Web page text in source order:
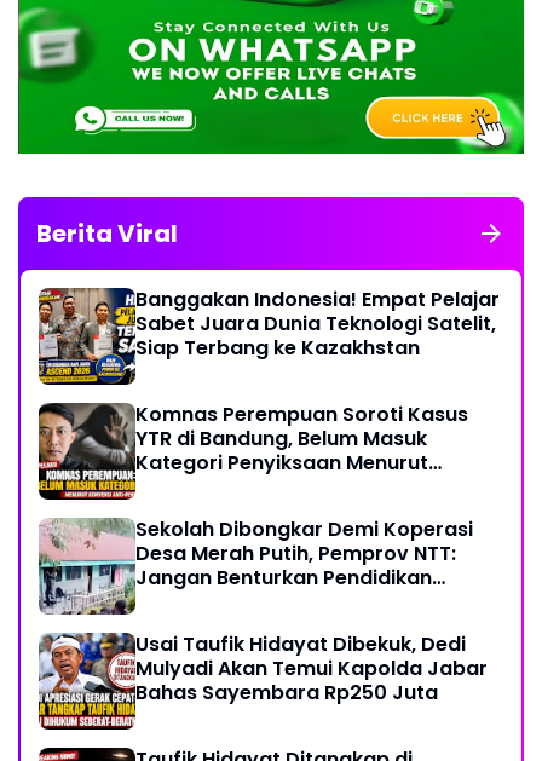
Berita Viral
Banggakan Indonesia! Empat Pelajar
Sabet Juara Dunia Teknologi Satelit,
Siap Terbang ke Kazakhstan
Komnas Perempuan Soroti Kasus
YTR di Bandung, Belum Masuk
Kategori Penyiksaan Menurut
Sekolah Dibongkar Demi Koperasi
Desa Merah Putih, Pemprov NTT:
Jangan Benturkan Pendidikan
Usai Taufik Hidayat Dibekuk, Dedi
Mulyadi Akan Temui Kapolda Jabar
Bahas Sayembara Rp250 Juta